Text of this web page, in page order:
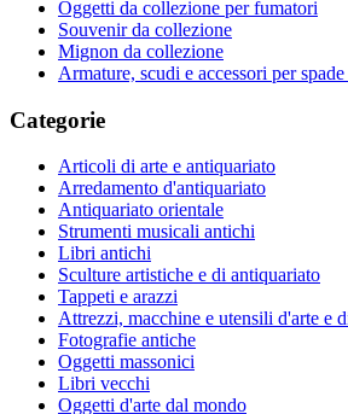
Oggetti da collezione per fumatori
Souvenir da collezione
Mignon da collezione
Armature, scudi e accessori per
Categorie
Articoli di arte e antiquariato
Arredamento d'antiquariato
Antiquariato orientale
Strumenti musicali antichi
Libri antichi
Sculture artistiche e di antiquariato
Tappeti e arazzi
Attrezzi, macchine e utensili d'arte e
Fotografie antiche
Oggetti massonici
Libri vecchi
Oggetti d'arte dal mondo